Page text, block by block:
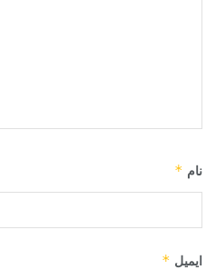
نام *
ایمیل *